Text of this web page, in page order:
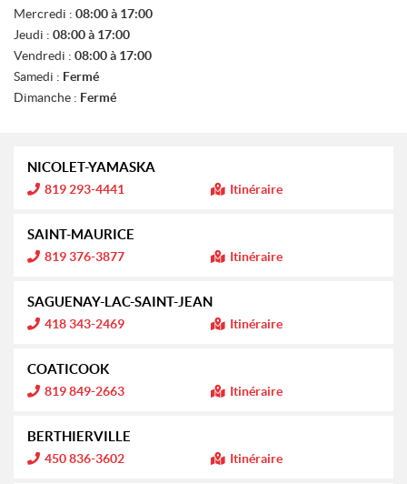
T
E
S
Mercredi : 08:00 à 17:00
Jeudi : 08:00 à 17:00
Vendredi : 08:00 à 17:00
Samedi : Fermé
Dimanche : Fermé
NICOLET-YAMASKA
I
n
o
r
m
a
o
819 293-4441 Itinéraire
SAINT-MAURICE
I
n
o
r
m
a
o
819 376-3877 Itinéraire
SAGUENAY-LAC-SAINT-JEAN
I
n
o
r
m
a
o
418 343-2469 Itinéraire
COATICOOK
I
n
o
r
m
a
819 849-2663 Itinéraire
BERTHIERVILLE
I
n
450 836-3602 Itinéraire